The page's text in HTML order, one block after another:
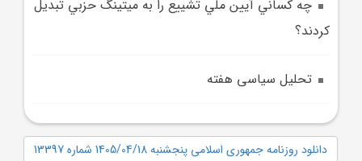
چه کساني آيين ملي تشييع را به ميتينگ حزبي تبديل
کردند؟
تحلیل سیاسی هفته
دانلود روزنامه جمهوری اسلامی پنجشنبه 1405/04/18 شماره 13397